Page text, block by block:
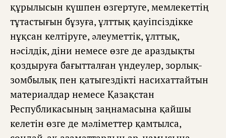
құрылысын күшпен өзгертуге, мемлекеттің
тұтастығын бұзуға, ұлттық қауіпсіздікке
нұқсан келтіруге, əлеуметтік, ұлттық,
нəсілдік, діни немесе өзге де араздықты
қоздыруға бағытталған үндеулер, зорлық-
зомбылық пен қатыгездікті насихаттайтын
материалдар немесе Қазақстан
Республикасының заңнамасына қайшы
келетін өзге де мəліметтер қамтылса,